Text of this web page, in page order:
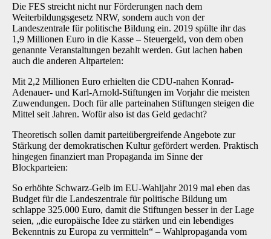
Die FES streicht nicht nur Förderungen nach dem
Weiterbildungsgesetz NRW, sondern auch von der
Landeszentrale für politische Bildung ein. 2019 spülte ihr das
1,9 Millionen Euro in die Kasse – Steuergeld, von dem oben
genannte Veranstaltungen bezahlt werden. Gut lachen haben
auch die anderen Altparteien:
Mit 2,2 Millionen Euro erhielten die CDU-nahen Konrad-
Adenauer- und Karl-Arnold-Stiftungen im Vorjahr die meisten
Zuwendungen. Doch für alle parteinahen Stiftungen steigen die
Mittel seit Jahren. Wofür also ist das Geld gedacht?
Theoretisch sollen damit parteiübergreifende Angebote zur
Stärkung der demokratischen Kultur gefördert werden. Praktisch
hingegen finanziert man Propaganda im Sinne der
Blockparteien:
So erhöhte Schwarz-Gelb im EU-Wahljahr 2019 mal eben das
Budget für die Landeszentrale für politische Bildung um
schlappe 325.000 Euro, damit die Stiftungen besser in der Lage
seien, „die europäische Idee zu stärken und ein lebendiges
Bekenntnis zu Europa zu vermitteln“ – Wahlpropaganda vom